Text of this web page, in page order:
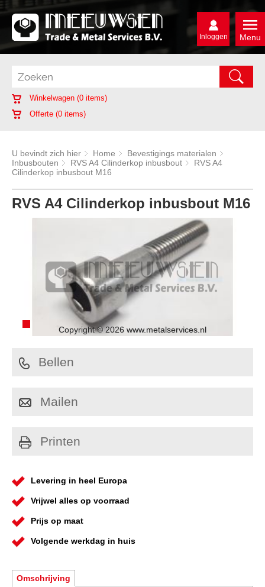
Menu
Inloggen
Winkelwagen (0 items)
Offerte (0 items)
U bevindt zich hier Home
Bevestigings materialen
Inbusbouten
RVS A4 Cilinderkop inbusbout
RVS A4
Cilinderkop inbusbout M16
RVS A4 Cilinderkop inbusbout M16
Copyright © 2026 www.metalservices.nl
Bellen
Mailen
Printen
Levering in heel Europa
Vrijwel alles op voorraad
Prijs op maat
Volgende werkdag in huis
Omschrijving